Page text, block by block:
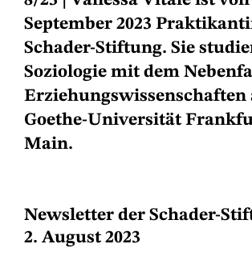
September 2023
Schader-Stiftung. Sie
Soziologie mit dem
Erziehungswissenschaften
Goethe-Universität
Main.
Newsletter der Schader-
2. August 2023